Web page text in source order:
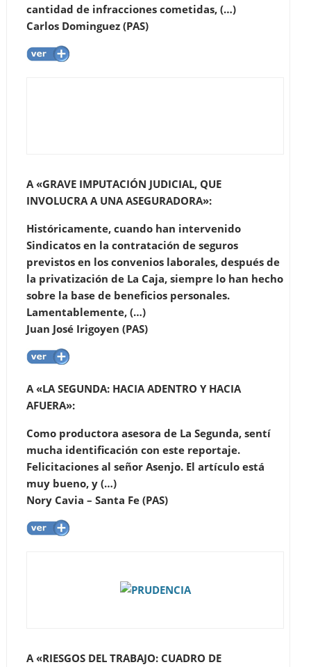
cantidad de infracciones cometidas, (…)
Carlos Dominguez (PAS)
A «GRAVE IMPUTACIÓN JUDICIAL, QUE
INVOLUCRA A UNA ASEGURADORA»:
Históricamente, cuando han intervenido
Sindicatos en la contratación de seguros
previstos en los convenios laborales, después de
la privatización de La Caja, siempre lo han hecho
sobre la base de beneficios personales.
Lamentablemente, (…)
Juan José Irigoyen (PAS)
A «LA SEGUNDA: HACIA ADENTRO Y HACIA
AFUERA»:
Como productora asesora de La Segunda, sentí
mucha identificación con este reportaje.
Felicitaciones al señor Asenjo. El artículo está
muy bueno, y (…)
Nory Cavia – Santa Fe (PAS)
A «RIESGOS DEL TRABAJO: CUADRO DE